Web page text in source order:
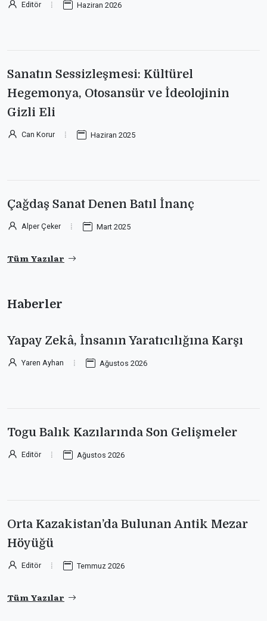
Editör Haziran 2026
Sanatın Sessizleşmesi: Kültürel
Hegemonya, Otosansür ve İdeolojinin
Gizli Eli
Can Korur Haziran 2025
Çağdaş Sanat Denen Batıl İnanç
Alper Çeker Mart 2025
Tüm Yazılar
Haberler
Yapay Zekâ, İnsanın Yaratıcılığına Karşı
Yaren Ayhan Ağustos 2026
Togu Balık Kazılarında Son Gelişmeler
Editör Ağustos 2026
Orta Kazakistan’da Bulunan Antik Mezar
Höyüğü
Editör Temmuz 2026
Tüm Yazılar